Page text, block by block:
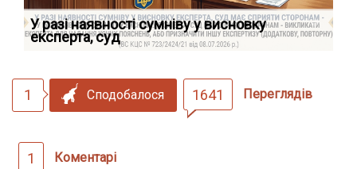
У разі наявності сумніву у висновку
експерта, суд
1 Сподобалося 1641 Переглядів
1 Коментарі